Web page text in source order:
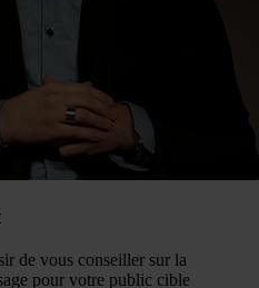
de vous conseiller sur la
pour votre public cible